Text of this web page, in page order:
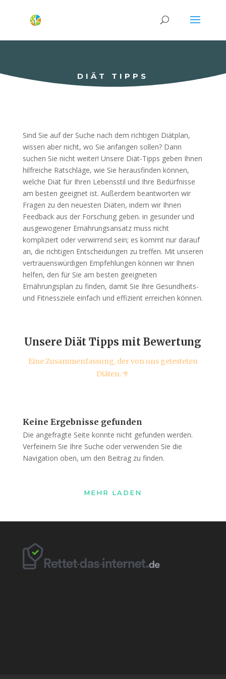
DIÄT TIPPS
Sind Sie auf der Suche nach dem richtigen Diätplan,
wissen aber nicht, wo Sie anfangen sollen? Dann
suchen Sie nicht weiter! Unsere Diät-Tipps geben Ihnen
hilfreiche Ratschläge, wie Sie herausfinden können,
welche Diät für Ihren Lebensstil und Ihre Bedürfnisse
am besten geeignet ist. Außerdem beantworten wir
Fragen zu den neuesten Diäten, indem wir Ihnen
Feedback aus der Forschung geben. in gesunder und
ausgewogener Ernährungsansatz muss nicht
kompliziert oder verwirrend sein; es kommt nur darauf
an, die richtigen Entscheidungen zu treffen. Mit unseren
vertrauenswürdigen Empfehlungen können wir Ihnen
helfen, den für Sie am besten geeigneten
Ernährungsplan zu finden, damit Sie Ihre Gesundheits-
und Fitnessziele einfach und effizient erreichen können.
Unsere Diät Tipps mit Bewertung
Eine Zusammenfassung, der von uns getesteten
Diäten. 🥦
Keine Ergebnisse gefunden
Die angefragte Seite konnte nicht gefunden werden.
Verfeinern Sie Ihre Suche oder verwenden Sie die
Navigation oben, um den Beitrag zu finden.
MEHR LADEN